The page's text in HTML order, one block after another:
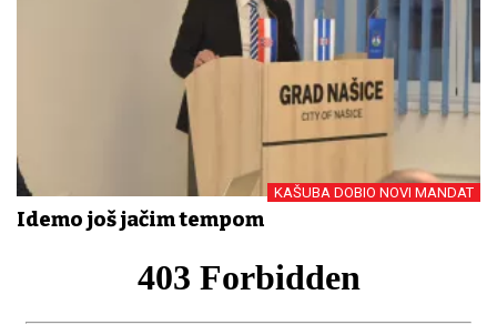
KAŠUBA DOBIO NOVI MANDAT
Idemo još jačim tempom